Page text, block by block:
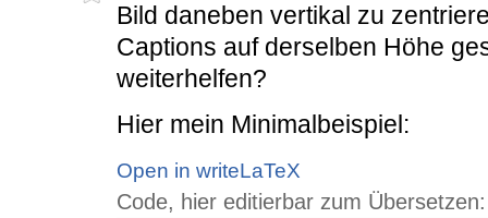
Bild daneben vertikal zu
Captions auf derselben Höhe
weiterhelfen?
Hier mein Minimalbeispiel:
Open in writeLaTeX
Code, hier editierbar zum Übersetzen: